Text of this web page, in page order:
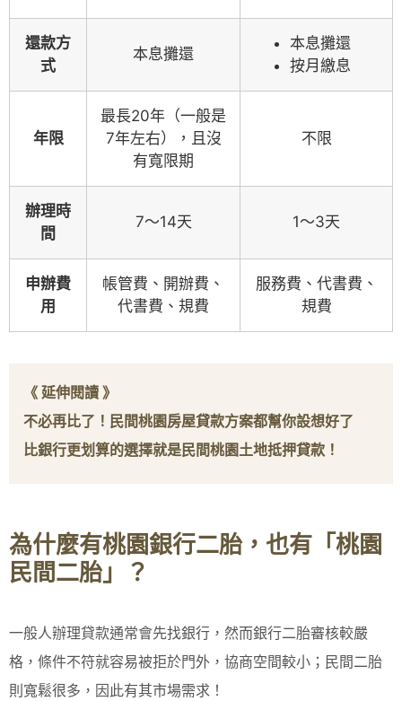
還款方
式
本息攤還
本息攤還
按月繳息
年限
最長20年（一般是
7年左右），且沒
有寬限期
不限
辦理時
間
7～14天 1～3天
申辦費
用
帳管費、開辦費、
代書費、規費
服務費、代書費、
規費
《 延伸閱讀 》
不必再比了！民間桃園房屋貸款方案都幫你設想好了
比銀行更划算的選擇就是民間桃園土地抵押貸款！
為什麼有桃園銀行二胎，也有「桃園
民間二胎」？
一般人辦理貸款通常會先找銀行，然而銀行二胎審核較嚴
格，條件不符就容易被拒於門外，協商空間較小；民間二胎
則寬鬆很多，因此有其市場需求！